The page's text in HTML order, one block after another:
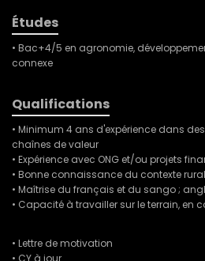
Études
• Bac+4/5 en agronomie,
connexe
Qualifications
• Minimum 4 ans d'expérience dans
chaînes de valeur
• Expérience avec ONG et/ou projets
• Bonne connaissance du contexte
• Maîtrise du français et du sango ;
• Capacité à travailler sur le terrain, en
• Lettre de motivation